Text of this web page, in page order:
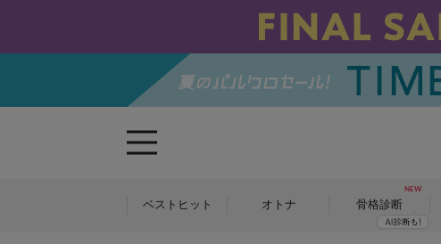
ベストヒット オトナ 骨格診断